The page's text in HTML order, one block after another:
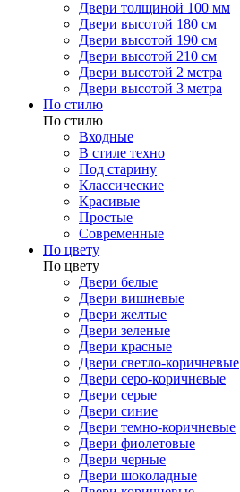
Двери толщиной 100 мм
Двери высотой 180 см
Двери высотой 190 см
Двери высотой 210 см
Двери высотой 2 метра
Двери высотой 3 метра
По стилю
По стилю
Входные
В стиле техно
Под старину
Классические
Красивые
Простые
Современные
По цвету
По цвету
Двери белые
Двери вишневые
Двери желтые
Двери зеленые
Двери красные
Двери светло-коричневые
Двери серо-коричневые
Двери серые
Двери синие
Двери темно-коричневые
Двери фиолетовые
Двери черные
Двери шоколадные